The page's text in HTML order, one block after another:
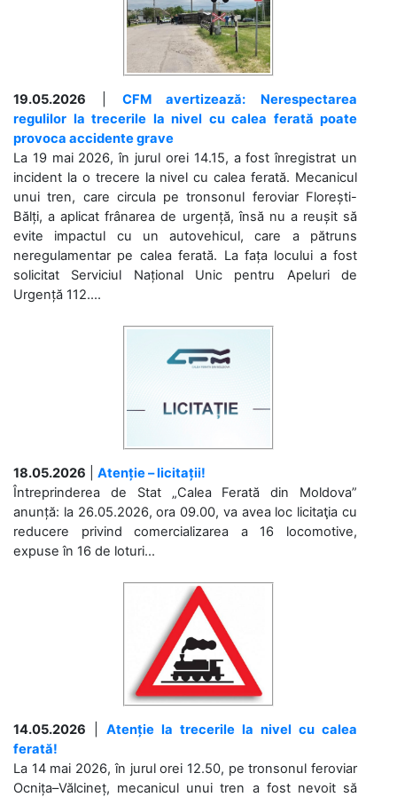
19.05.2026
CFM avertizează: Nerespectarea
regulilor la trecerile la nivel cu calea ferată poate
provoca accidente grave
La 19 mai 2026, în jurul orei 14.15, a fost înregistrat un
incident la o trecere la nivel cu calea ferată. Mecanicul
unui tren, care circula pe tronsonul feroviar Florești-
Bălți, a aplicat frânarea de urgență, însă nu a reușit să
evite impactul cu un autovehicul, care a pătruns
neregulamentar pe calea ferată. La fața locului a fost
solicitat Serviciul Național Unic pentru Apeluri de
Urgență 112....
18.05.2026
Atenție – licitații!
Întreprinderea de Stat „Calea Ferată din Moldova”
anunță: la 26.05.2026, ora 09.00, va avea loc licitaţia cu
reducere privind comercializarea a 16 locomotive,
expuse în 16 de loturi...
14.05.2026
Atenție la trecerile la nivel cu calea
ferată!
La 14 mai 2026, în jurul orei 12.50, pe tronsonul feroviar
Ocnița–Vălcineț, mecanicul unui tren a fost nevoit să